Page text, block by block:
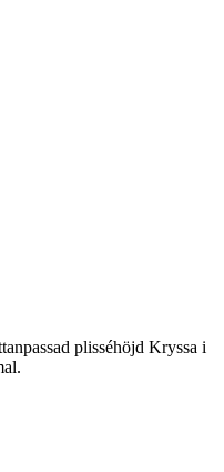
plisséhöjd Kryssa i